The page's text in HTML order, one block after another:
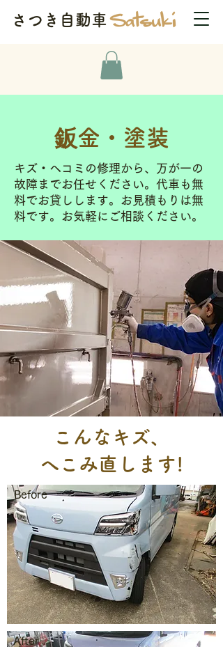
さつき自動車
鈑金・塗装
キズ・ヘコミの修理から、万が一の
故障までお任せください。代車も無
料でお貸しします。お見積もりは無
料です。お気軽にご相談ください。
こんなキズ、
へこみ直します!
Before
After